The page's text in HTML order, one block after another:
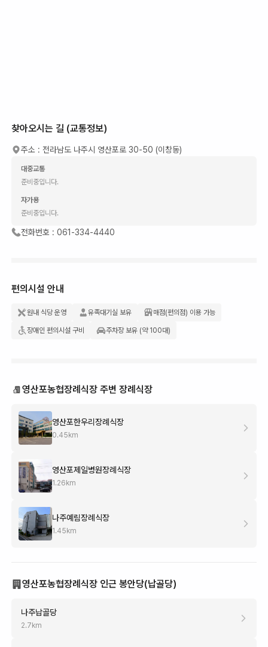
찾아오시는 길 (교통정보)
주소 : 전라남도 나주시 영산포로 30-50 (이창동)
대중교통
준비중입니다.
자가용
준비중입니다.
전화번호 : 061-334-4440
편의시설 안내
원내 식당 운영 유족대기실 보유 매점(편의점) 이용 가능
장애인 편의시설 구비 주차장 보유 (약 100대)
영산포농협장례식장 주변 장례식장
영산포한우리장례식장
0.45 km
영산포제일병원장례식장
1.26 km
나주예림장례식장
1.45 km
영산포농협장례식장 인근 봉안당(납골당)
나주납골당
2.7 km